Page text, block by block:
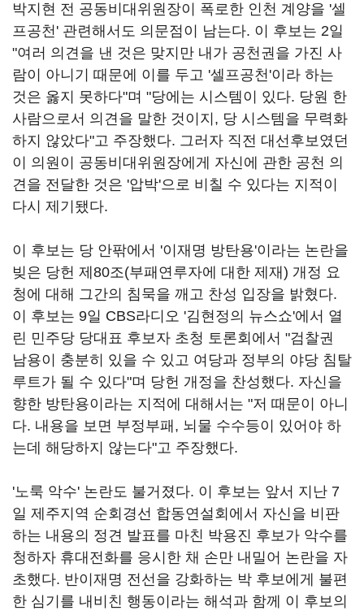
박지현 전 공동비대위원장이 폭로한 인천 계양을 '셀
프공천' 관련해서도 의문점이 남는다. 이 후보는 2일
"여러 의견을 낸 것은 맞지만 내가 공천권을 가진 사
람이 아니기 때문에 이를 두고 '셀프공천'이라 하는
것은 옳지 못하다"며 "당에는 시스템이 있다. 당원 한
사람으로서 의견을 말한 것이지, 당 시스템을 무력화
하지 않았다"고 주장했다. 그러자 직전 대선후보였던
이 의원이 공동비대위원장에게 자신에 관한 공천 의
견을 전달한 것은 '압박'으로 비칠 수 있다는 지적이
다시 제기됐다.
이 후보는 당 안팎에서 '이재명 방탄용'이라는 논란을
빚은 당헌 제80조(부패연루자에 대한 제재) 개정 요
청에 대해 그간의 침묵을 깨고 찬성 입장을 밝혔다.
이 후보는 9일 CBS라디오 '김현정의 뉴스쇼'에서 열
린 민주당 당대표 후보자 초청 토론회에서 "검찰권
남용이 충분히 있을 수 있고 여당과 정부의 야당 침탈
루트가 될 수 있다"며 당헌 개정을 찬성했다. 자신을
향한 방탄용이라는 지적에 대해서는 "저 때문이 아니
다. 내용을 보면 부정부패, 뇌물 수수등이 있어야 하
는데 해당하지 않는다"고 주장했다.
'노룩 악수' 논란도 불거졌다. 이 후보는 앞서 지난 7
일 제주지역 순회경선 합동연설회에서 자신을 비판
하는 내용의 정견 발표를 마친 박용진 후보가 악수를
청하자 휴대전화를 응시한 채 손만 내밀어 논란을 자
초했다. 반이재명 전선을 강화하는 박 후보에게 불편
한 심기를 내비친 행동이라는 해석과 함께 이 후보의